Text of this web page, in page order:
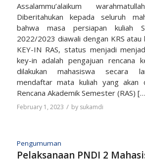
Assalammu’alaikum
Diberitahukan kepada seluruh
bahwa masa persiapan kuliah
2022/2023 diawali dengan KRS atau
KEY-IN RAS, status menjadi
key-in adalah pengajuan rencana
dilakukan mahasiswa secara
mendaftar mata kuliah yang akan
Rencana Akademik Semester (RAS)
February 1, 2023 / by sukamdi
Pengumuman
Pelaksanaan PNDI 2